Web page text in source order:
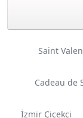
Saint
Cadeau de
İzmir Çiçekçi